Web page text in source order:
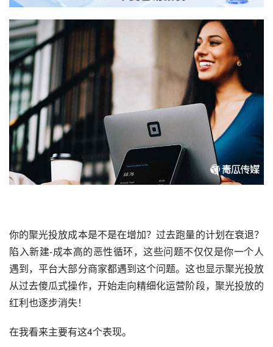
你的聚光投放成本是不是在增加？过去跑量的计划在衰退？
陷入新建-成本高的恶性循环，这些问题不仅仅是你一个人
遇到，平台大部分商家都遇到这个问题。这也显示聚光投放
从过去傻瓜式操作，开始走向精细化运营阶段，聚光投放的
红利也逐步消失！
在我看来主要有这4个表现。